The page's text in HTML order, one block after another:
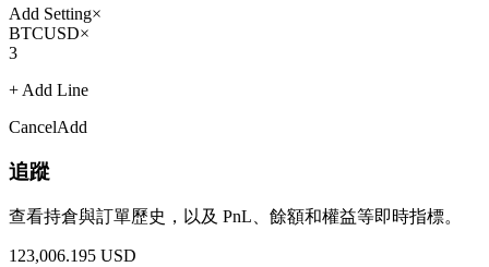
Add Setting×
BTCUSD×
3
+ Add Line
CancelAdd
追蹤
查看持倉與訂單歷史，以及 PnL、餘額和權益等即時指標。
123,006.195 USD